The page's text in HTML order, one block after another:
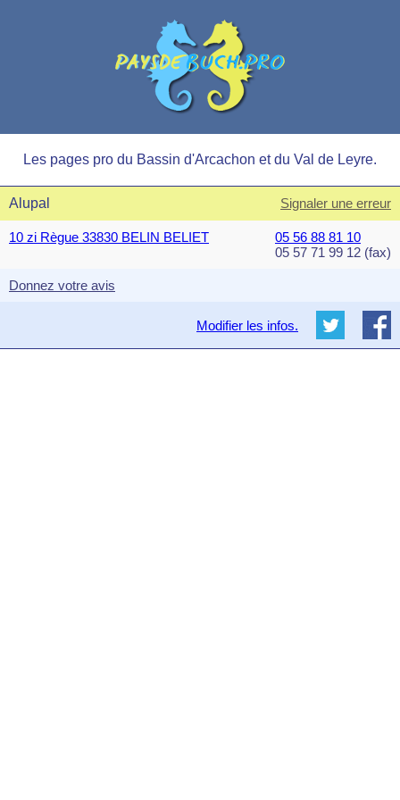
Les pages pro du Bassin d'Arcachon et du Val de Leyre.
Alupal Signaler une erreur
10 zi Règue 33830 BELIN BELIET
05 56 88 81 10
05 57 71 99 12 (fax)
Donnez votre avis
Modifier les infos.